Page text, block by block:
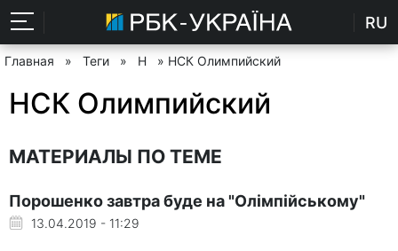
RU
Главная » Теги » Н » НСК Олимпийский
НСК Олимпийский
МАТЕРИАЛЫ ПО ТЕМЕ
Порошенко завтра буде на "Олімпійському"
13.04.2019 - 11:29